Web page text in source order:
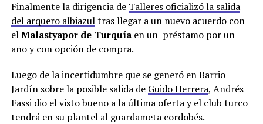
Finalmente la dirigencia de Talleres oficializó la salida
del arquero albiazultras llegar a un nuevo acuerdo con
elMalastyapor de Turquíaen un préstamo por un
año y con opción de compra.
Luego de la incertidumbre que se generó en Barrio
Jardín sobre la posible salida de Guido Herrera, Andrés
Fassi dio el visto bueno a la última oferta y el club turco
tendrá en su plantel al guardameta cordobés.